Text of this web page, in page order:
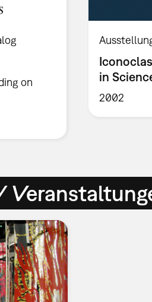
on
in
2002